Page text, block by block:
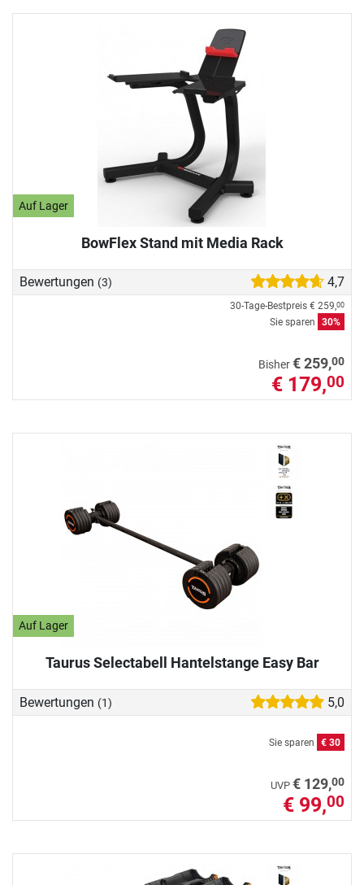
Auf Lager
BowFlex Stand mit Media Rack
Bewertungen (3) 4,7
30-Tage-Bestpreis € 259,00
Sie sparen 30%
Bisher€ 259,00
€ 179,00
Auf Lager
Taurus Selectabell Hantelstange Easy Bar
Bewertungen (1) 5,0
Sie sparen € 30
UVP € 129,00
€ 99,00